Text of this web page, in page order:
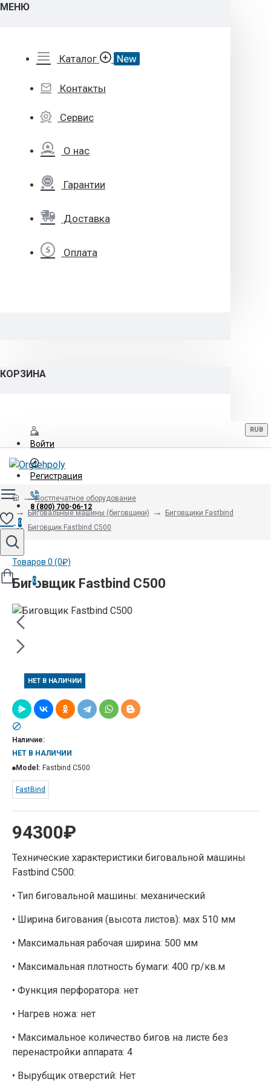
МЕНЮ
Каталог New
Контакты
Сервис
О нас
Гарантии
Доставка
Оплата
КОРЗИНА
Войти
Регистрация
8 (800) 700-06-12
RUB
0
Товаров 0 (0₽)
0
Постпечатное оборудование
Биговальные машины (биговщики)
Биговщики Fastbind
Биговщик Fastbind C500
Биговщик Fastbind C500
НЕТ В НАЛИЧИИ
94300₽
Наличие:
НЕТ В НАЛИЧИИ
Model: Fastbind C500
FastBind
Технические характеристики биговальной машины
Fastbind C500:
• Тип биговальной машины: механический
• Ширина бигования (высота листов): мах 510 мм
• Максимальная рабочая ширина: 500 мм
• Максимальная плотность бумаги: 400 гр/кв.м
• Функция перфоратора: нет
• Нагрев ножа: нет
• Максимальное количество бигов на листе без
перенастройки аппарата: 4
• Вырубщик отверстий: Нет